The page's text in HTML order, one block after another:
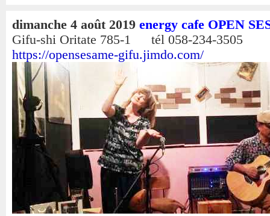
dimanche 4 août 2019 energy cafe OPEN
Gifu-shi Oritate 785-1 tél 058-234-3505
https://opensesame-gifu.jimdo.com/